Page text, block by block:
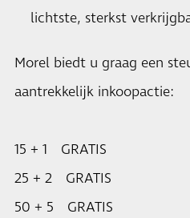
lichtste, sterkst
Morel biedt u graag een
aantrekkelijk inkoopactie:
15 + 1 GRATIS
25 + 2 GRATIS
50 + 5 GRATIS